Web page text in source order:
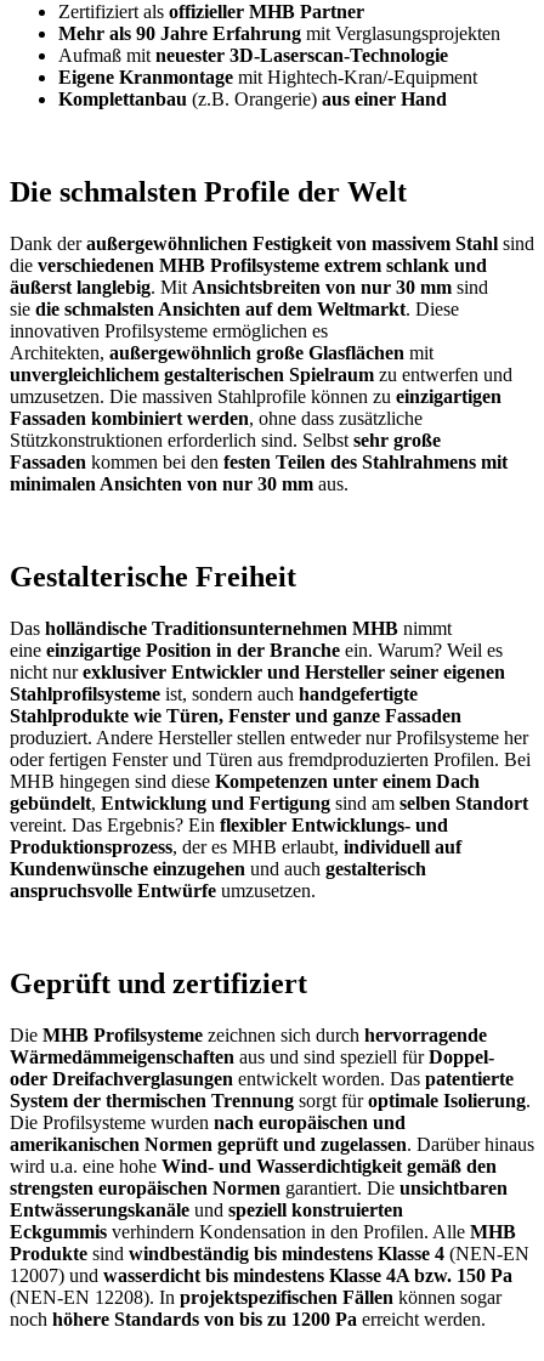
Zertifiziert als offizieller MHB Partner
Mehr als 90 Jahre Erfahrung mit Verglasungsprojekten
Aufmaß mit neuester 3D-Laserscan-Technologie
Eigene Kranmontage mit Hightech-Kran/-Equipment
Komplettanbau (z.B. Orangerie) aus einer Hand
Die schmalsten Profile der Welt
Dank deraußergewöhnlichen Festigkeit von massivem Stahl sind
die verschiedenen MHB Profilsysteme extrem schlank und
äußerst langlebig. Mit Ansichtsbreiten von nur 30 mm sind
sie die schmalsten Ansichten auf dem Weltmarkt. Diese
innovativen Profilsysteme ermöglichen es
Architekten, außergewöhnlich große Glasflächen mit
unvergleichlichem gestalterischen Spielraum zu entwerfen und
umzusetzen. Die massiven Stahlprofile können zu einzigartigen
Fassaden kombiniert werden, ohne dass zusätzliche
Stützkonstruktionen erforderlich sind. Selbst sehr große
Fassaden kommen bei den festen Teilen des Stahlrahmens mit
minimalen Ansichten von nur 30 mm aus.
Gestalterische Freiheit
Das holländische Traditionsunternehmen MHB nimmt
eine einzigartige Position in der Branche ein. Warum? Weil es
nicht nurexklusiver Entwickler und Hersteller seiner eigenen
Stahlprofilsysteme ist, sondern auch handgefertigte
Stahlprodukte wie Türen, Fenster und ganze Fassaden
produziert. Andere Hersteller stellen entweder nur Profilsysteme her
oder fertigen Fenster und Türen aus fremdproduzierten Profilen. Bei
MHB hingegen sind diese Kompetenzen unter einem Dach
gebündelt, Entwicklung und Fertigung sind am selben Standort
vereint. Das Ergebnis? Ein flexibler Entwicklungs- und
Produktionsprozess, der es MHB erlaubt, individuell auf
Kundenwünsche einzugehen und auch gestalterisch
anspruchsvolle Entwürfe umzusetzen.
Geprüft und zertifiziert
Die MHB Profilsysteme zeichnen sich durch hervorragende
Wärmedämmeigenschaften aus und sind speziell fürDoppel-
oder Dreifachverglasungen entwickelt worden. Das patentierte
System der thermischen Trennung sorgt füroptimale Isolierung.
Die Profilsysteme wurden nach europäischen und
amerikanischen Normen geprüft und zugelassen. Darüber hinaus
wird u.a. eine hohe Wind- und Wasserdichtigkeit gemäß den
strengsten europäischen Normen garantiert. Die unsichtbaren
Entwässerungskanäle und speziell konstruierten
Eckgummis verhindern Kondensation in den Profilen. Alle MHB
Produkte sind windbeständig bis mindestens Klasse 4 (NEN-EN
12007) und wasserdicht bis mindestens Klasse 4A bzw. 150 Pa
(NEN-EN 12208). In projektspezifischen Fällen können sogar
noch höhere Standards von bis zu 1200 Pa erreicht werden.